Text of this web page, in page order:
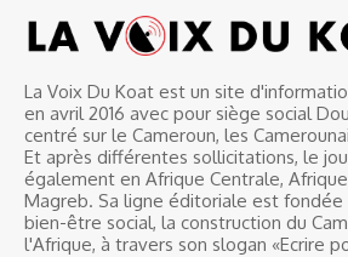
La Voix Du Koat est un site
en avril 2016 avec pour siège social
centré sur le Cameroun, les
Et après différentes sollicitations, le
également en Afrique Centrale,
Magreb. Sa ligne éditoriale est fondée
bien-être social, la construction du
l'Afrique, à travers son slogan «Ecrire